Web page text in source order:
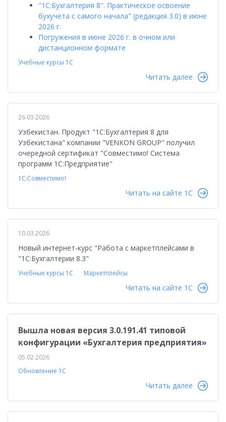
"1С:Бухгалтерия 8". Практическое освоение
бухучета с самого начала" (редакция 3.0) в июне
2026 г.
Погружения в июне 2026 г. в очном или
дистанционном формате
Учебные курсы 1С
Читать далее
26.03.2026
Узбекистан. Продукт "1С:Бухгалтерия 8 для
Узбекистана" компании "VENKON GROUP" получил
очередной сертификат "Совместимо! Система
программ 1С:Предприятие"
1С:Совместимо!
Читать на сайте 1C
10.03.2026
Новый интернет-курс "Работа с маркетплейсами в
"1С:Бухгалтерии 8.3"
Учебные курсы 1С Маркетплейсы
Читать на сайте 1C
Вышла новая версия 3.0.191.41 типовой
конфигурации «Бухгалтерия предприятия»
05.02.2026
Обновление 1С
Читать далее